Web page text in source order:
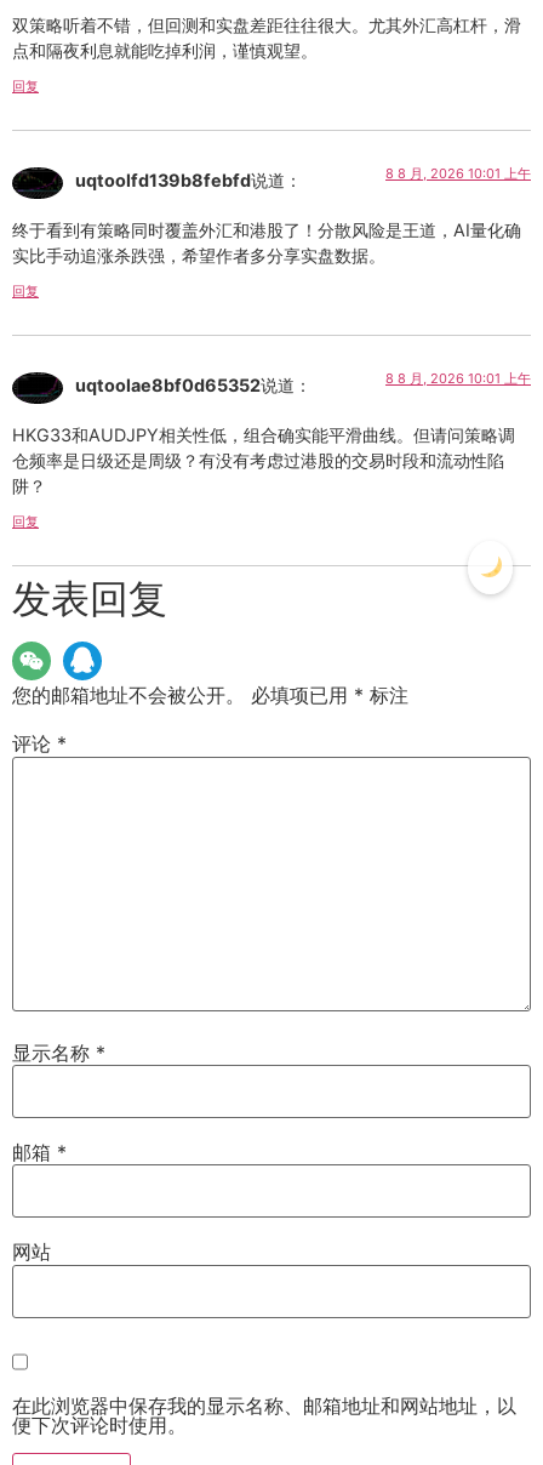
双策略听着不错，但回测和实盘差距往往很大。尤其外汇高杠杆，滑
点和隔夜利息就能吃掉利润，谨慎观望。
回复
uqtoolfd139b8febfd说道： 8 8 月, 2026 10:01 上午
终于看到有策略同时覆盖外汇和港股了！分散风险是王道，AI量化确
实比手动追涨杀跌强，希望作者多分享实盘数据。
回复
uqtoolae8bf0d65352说道： 8 8 月, 2026 10:01 上午
HKG33和AUDJPY相关性低，组合确实能平滑曲线。但请问策略调
仓频率是日级还是周级？有没有考虑过港股的交易时段和流动性陷
阱？
回复
发表回复
您的邮箱地址不会被公开。 必填项已用 * 标注
评论 *
显示名称 *
邮箱 *
网站
在此浏览器中保存我的显示名称、邮箱地址和网站地址，以
便下次评论时使用。